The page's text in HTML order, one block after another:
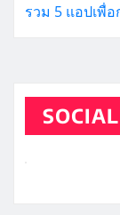
รวม 5 แอปเพื่